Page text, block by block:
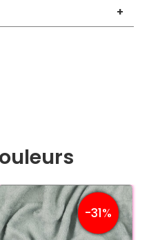
+
-31%